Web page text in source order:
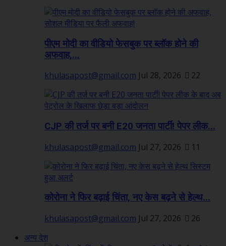
पीएम मोदी का वीडियो फेसबुक पर ब्लॉक होने की
अफवाह,...
khulasapost@gmail.com Jul 28, 2026 22
CJP की तर्ज पर बनी E20 जनता पार्टी! पेपर लीक...
khulasapost@gmail.com Jul 27, 2026 11
कोरोना ने फिर बढ़ाई चिंता, नए केस बढ़ने से हेल्थ...
khulasapost@gmail.com Jul 27, 2026
26
अन्य देश